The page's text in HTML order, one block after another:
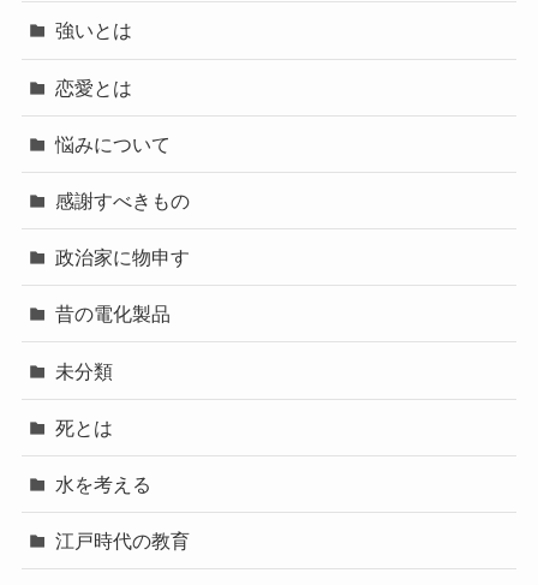
強いとは
恋愛とは
悩みについて
感謝すべきもの
政治家に物申す
昔の電化製品
未分類
死とは
水を考える
江戸時代の教育